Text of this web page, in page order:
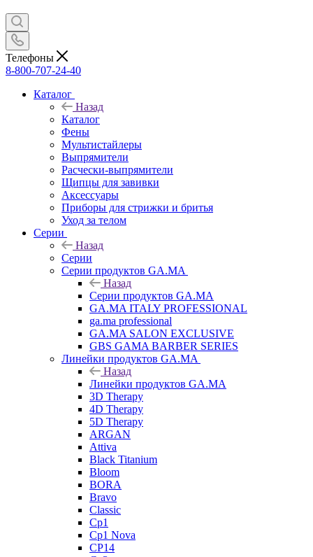
Телефоны
8-800-707-24-40
Каталог
Назад
Каталог
Фены
Мультистайлеры
Выпрямители
Расчески-выпрямители
Щипцы для завивки
Аксессуары
Приборы для стрижки и бритья
Уход за телом
Серии
Назад
Серии
Серии продуктов GA.MA
Назад
Серии продуктов GA.MA
GA.MA ITALY PROFESSIONAL
ga.ma professional
GA.MA SALON EXCLUSIVE
GBS GAMA BARBER SERIES
Линейки продуктов GA.MA
Назад
Линейки продуктов GA.MA
3D Therapy
4D Therapy
5D Therapy
ARGAN
Attiva
Black Titanium
Bloom
BORA
Bravo
Classic
Cp1
Cp1 Nova
CP14